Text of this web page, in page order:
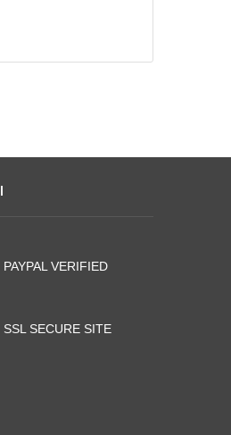
PAYPAL VERIFIED
SSL SECURE SITE